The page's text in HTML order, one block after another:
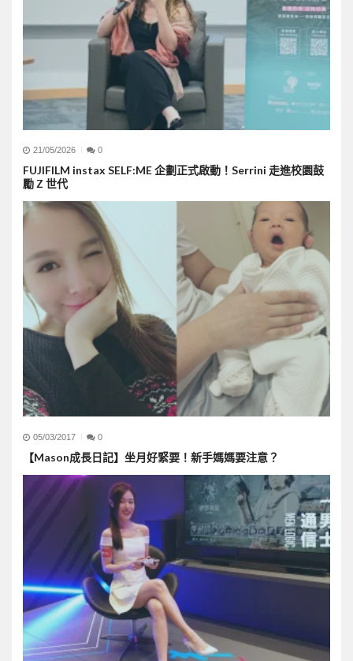
21/05/2026 0
FUJIFILM instax SELF:ME 企劃正式啟動！Serrini 走進校園鼓
勵 Z 世代
05/03/2017 0
【Mason成長日記】坐月好緊要！新手媽媽要注意？